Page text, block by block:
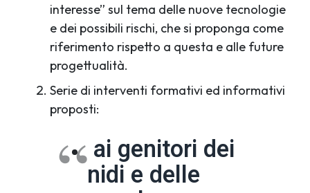
interesse” sul tema delle nuove tecnologie
e dei possibili rischi, che si proponga come
riferimento rispetto a questa e alle future
progettualità.
Serie di interventi formativi ed informativi
proposti:
ai genitori dei
nidi e delle